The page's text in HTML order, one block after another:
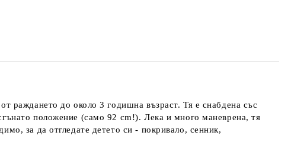
раждането до около 3 годишна възраст. Тя е снабдена със
положение (само 92 cm!). Лека и много маневрена, тя
за да отгледате детето си - покривало, сенник,